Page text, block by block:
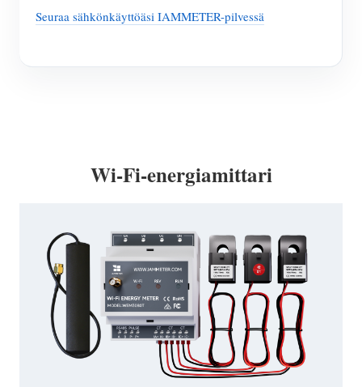
Seuraa sähkönkäyttöäsi IAMMETER-pilvessä
Wi-Fi-energiamittari